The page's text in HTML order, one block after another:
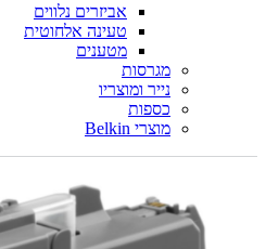
אביזרים נלווים
טעינה אלחוטית
מטענים
מגרסות
נייר ומוצריו
כספות
מוצרי Belkin